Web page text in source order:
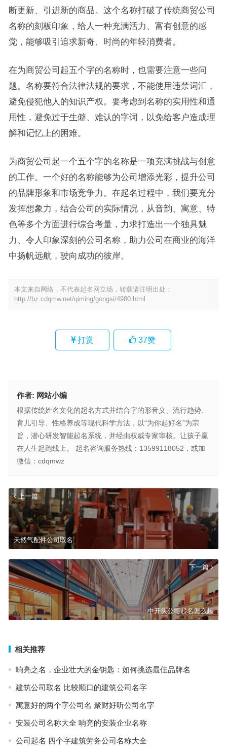
断更新、引进新的商品。这个名称打破了传统商贸公司
名称的刻板印象，给人一种充满活力、富有创意的感
觉，能够吸引追求新奇、时尚的年轻消费者。
在为商贸公司起五个字的名称时，也需要注意一些问
题。名称要符合法律法规的要求，不能使用违禁词汇，
避免侵犯他人的知识产权。要考虑到名称的实用性和通
用性，避免过于生僻、难认的字词，以免给客户造成理
解和记忆上的困难。
为商贸公司起一个五个字的名称是一项充满挑战与创意
的工作。一个好的名称能够为公司增添光彩，提升公司
的品牌形象和市场竞争力。在起名过程中，我们要充分
发挥想象力，结合公司的实际情况，从音韵、寓意、特
色等多个方面进行综合考量，力求打造出一个独具魅
力、令人印象深刻的公司名称，助力公司在商业的海洋
中扬帆远航，驶向成功的彼岸。
本文来自网络，不代表起名网立场，转载请注明出处：
http://bz.cdqmw.net/qiming/gongsi/4980.html
打赏 37赞
作者: 网站小编
根据传统姓名文化的起名方式并结合字的形音义、流行趋势、
育儿引导、性格养成等现代科学方法，以“为你起好名”为宗
旨，潜心研发智能起名系统，并经由权威专家审核。让孩子赢
在人生起跑线上。 起名咨询服务热线：13599118052，或加
微信：cdqmwz
上一篇
天然气配件公司取名
下一篇
中开头公司起名怎么起
相关推荐
响亮之名，企业壮大的金钥匙：如何挑选最佳品牌名
建筑公司取名 比较顺口的建筑公司名字
寓意好的两个字公司名 聚财好听公司名字
安装公司名称大全 响亮的安装企业名称
公司起名 四个字建筑劳务公司名称大全